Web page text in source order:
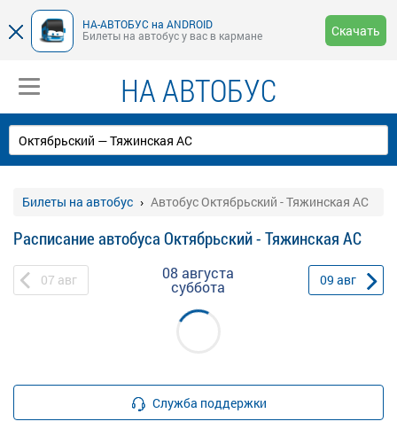
НА-АВТОБУС на ANDROID
Билеты на автобус у вас в кармане
Скачать
НА АВТОБУС
Билеты на автобус Автобус Октябрьский - Тяжинская АС
Расписание автобуса Октябрьский - Тяжинская АС
07 авг 08 августа
суббота 09 авг
Служба поддержки